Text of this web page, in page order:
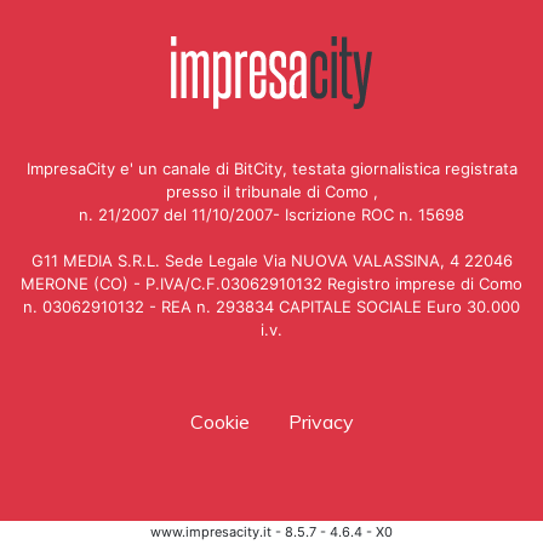
ImpresaCity e' un canale di BitCity, testata giornalistica registrata
presso il tribunale di Como ,
n. 21/2007 del 11/10/2007- Iscrizione ROC n. 15698
G11 MEDIA S.R.L. Sede Legale Via NUOVA VALASSINA, 4 22046
MERONE (CO) - P.IVA/C.F.03062910132 Registro imprese di Como
n. 03062910132 - REA n. 293834 CAPITALE SOCIALE Euro 30.000
i.v.
Cookie Privacy
www.impresacity.it - 8.5.7 - 4.6.4 - X0